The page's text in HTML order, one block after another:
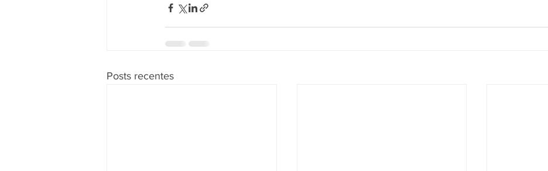
Posts recentes